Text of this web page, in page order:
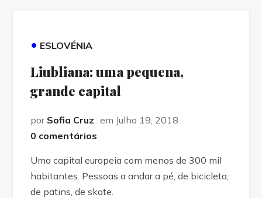
• ESLOVÉNIA
Liubliana: uma pequena,
grande capital
por Sofia Cruz em Julho 19, 2018
0 comentários
Uma capital europeia com menos de 300 mil
habitantes. Pessoas a andar a pé, de bicicleta,
de patins, de skate.